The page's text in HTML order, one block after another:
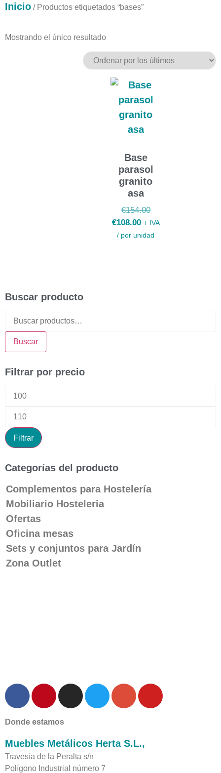
Inicio / Productos etiquetados “bases”
Buscar producto
Buscar
Filtrar por precio
Filtrar
Categorías del producto
Complementos para Hostelería
Mobiliario Hosteleria
Ofertas
Oficina mesas
Sets y conjuntos para Jardín
Zona Outlet
Mostrando el único resultado
Base
parasol
granito
asa
€154.00
€108.00 + IVA
/ por unidad
Donde estamos
Muebles Metálicos Herta S.L.,
Travesía de la Peralta s/n
Polígono Industrial número 7